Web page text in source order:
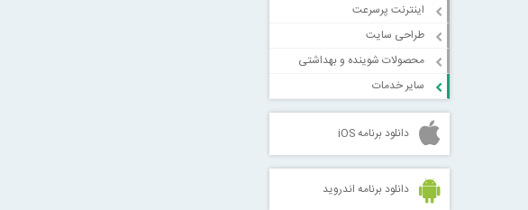
اینترنت پرسرعت
طراحی سایت
محصولات شوینده و بهداشتی
سایر خدمات
دانلود برنامه iOS
دانلود برنامه اندروید